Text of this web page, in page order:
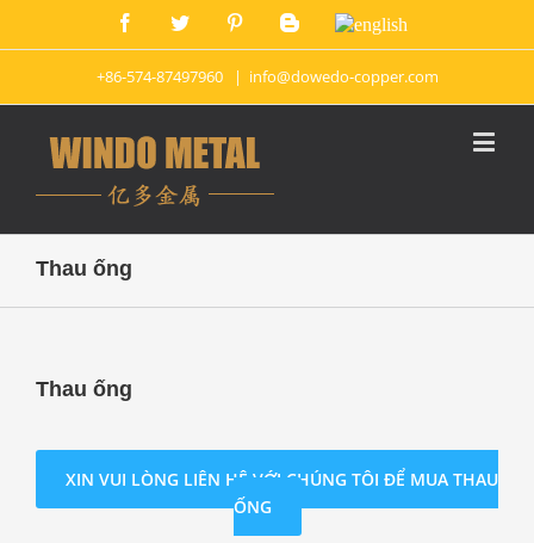
+86-574-87497960 | info@dowedo-copper.com
Thau ống
Thau ống
XIN VUI LÒNG LIÊN HỆ VỚI CHÚNG TÔI ĐỂ MUA THAU
ỐNG